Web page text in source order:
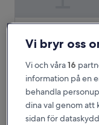
4.5-
stjärnigt
boende
Centrum
8.8
av
10,
Fantastiskt,
(6 177 recensioner)
8,8/10 Fantastiskt
Vi bryr oss
Vi och våra16
information på en
behandla
dina val genom att
sidan för